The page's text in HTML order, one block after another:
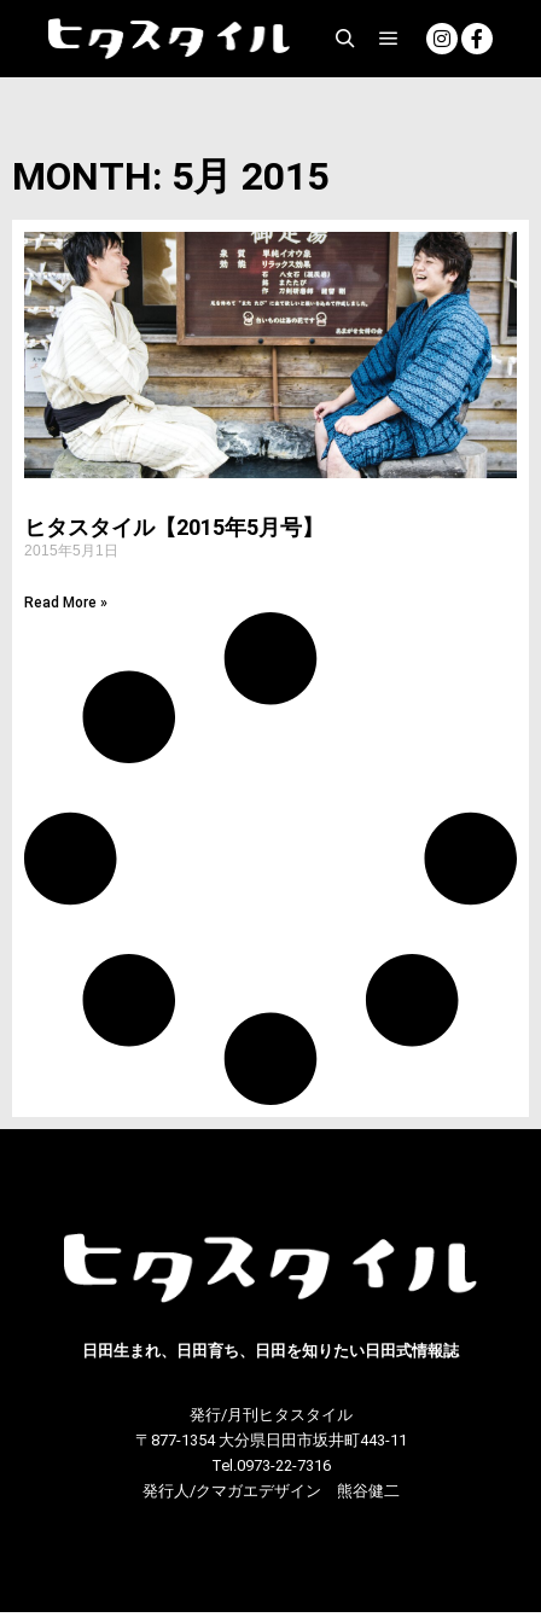
MONTH: 5月 2015
ヒタスタイル【2015年5月号】
2015年5月1日
Read More »
日田生まれ、日田育ち、日田を知りたい日田式情報誌
発行/月刊ヒタスタイル
〒877-1354 大分県日田市坂井町443-11
Tel.0973-22-7316
発行人/クマガエデザイン 熊谷健二